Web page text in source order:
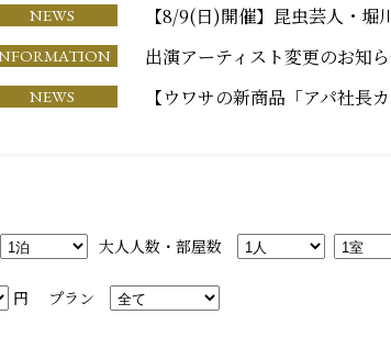
NEWS 【8/9(日)開催】昆虫芸人・堀
出演アーティスト変更のお知
NEWS 【ウワサの新商品「アパ社長
大人人数・部屋数
円 プラン